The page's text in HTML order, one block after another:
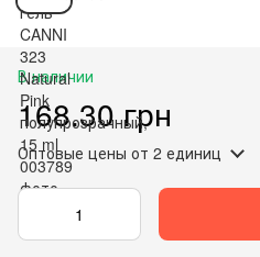
В наличии
168.30 грн
Оптовые цены от 2 единиц